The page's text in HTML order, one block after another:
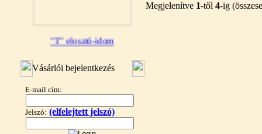
"T" elosztó-idom
3/8"x1/4"x3/8", Quick
360,-Ft
Vásárlói bejelentkezés
E-mail cím:
Jelszó: (elfelejtett jelszó)
Megjelenítve 1-től4-ig